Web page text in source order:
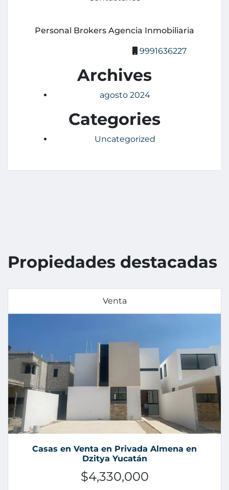
Personal Brokers Agencia Inmobiliaria
9991636227
Archives
agosto 2024
Categories
Uncategorized
Propiedades destacadas
Venta
Casas en Venta en Privada Almena en
Dzitya Yucatán
$4,330,000